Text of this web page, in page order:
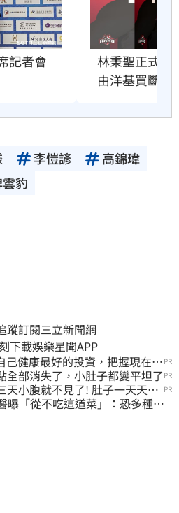
記者會
林秉聖正式告
由洋基買斷合
李愷諺
高錦瑋
豹
訂閱三立新聞網
握明星動態 即刻下載娛樂星聞APP
己健康最好的投資，把握現在不 PR
全部消失了，小肚子都變平坦了 PR
天小腹就不見了! 肚子一天天變 PR
「從不吃這道菜」：恐多種癌